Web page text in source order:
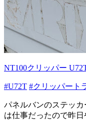
NT100クリッパー
#U72T #クリッパート
パネルバンのステッ
は仕事だったので昨